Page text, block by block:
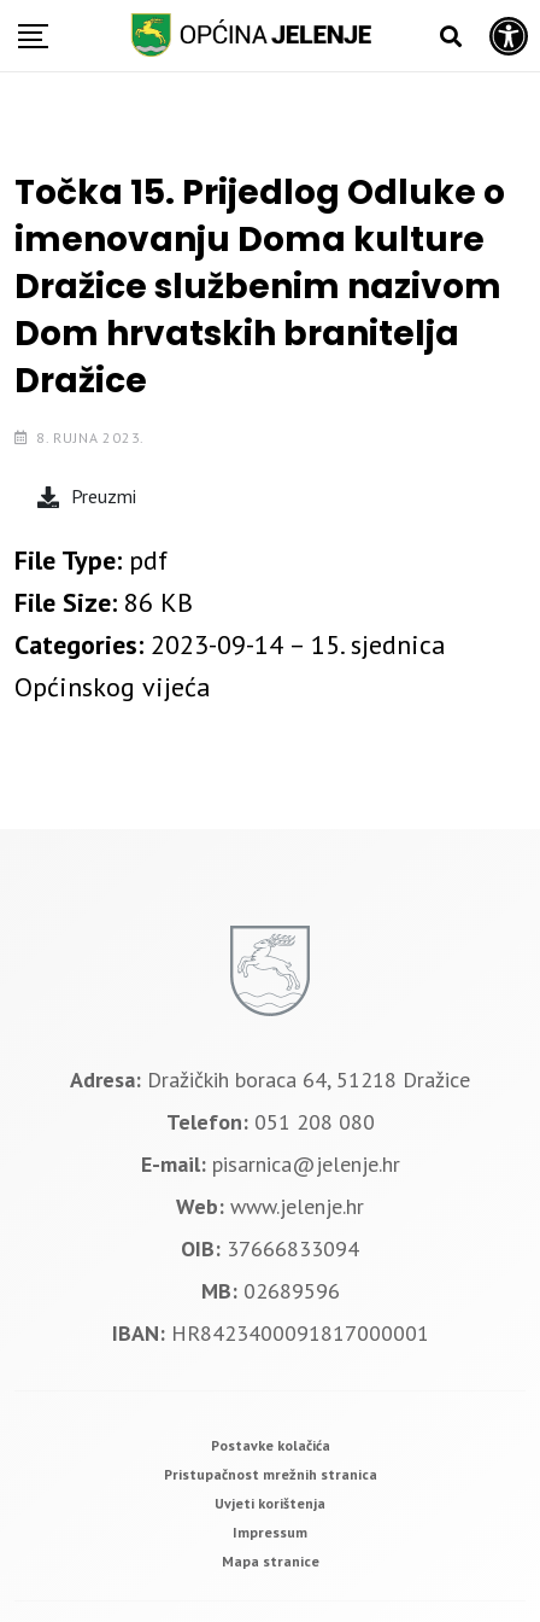
Open toolbar
Skip
Točka 15. Prijedlog Odluke o
imenovanju Doma kulture
Dražice službenim nazivom
Dom hrvatskih branitelja
Dražice
8. RUJNA 2023.
Preuzmi
File Type: pdf
File Size: 86 KB
Categories: 2023-09-14 – 15. sjednica
Općinskog vijeća
Adresa: Dražičkih boraca 64, 51218 Dražice
Telefon: 051 208 080
E-mail: pisarnica@jelenje.hr
Web: www.jelenje.hr
OIB: 37666833094
MB: 02689596
IBAN: HR8423400091817000001
Postavke kolačića
Pristupačnost mrežnih stranica
Uvjeti korištenja
Impressum
Mapa stranice